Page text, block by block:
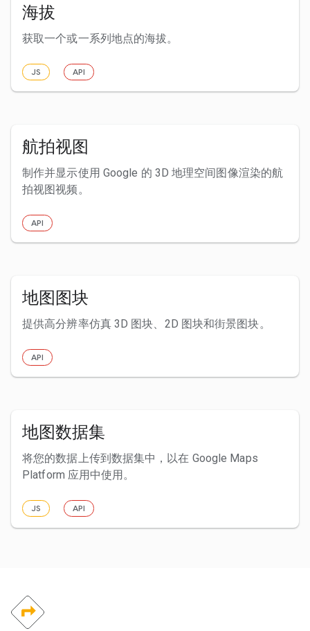
海拔
获取一个或一系列地点的海拔。
JS API
航拍视图
制作并显示使用 Google 的 3D 地理空间图像渲染的航
拍视图视频。
API
地图图块
提供高分辨率仿真 3D 图块、2D 图块和街景图块。
API
地图数据集
将您的数据上传到数据集中，以在 Google Maps
Platform 应用中使用。
JS API